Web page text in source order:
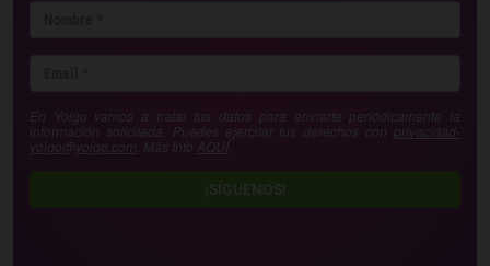
En Yoigo vamos a tratar tus datos para enviarte periódicamente la
información solicitada. Puedes ejercitar tus derechos con privacidad-
yoigo@yoigo.com . Más Info AQUÍ
¡SÍGUENOS!